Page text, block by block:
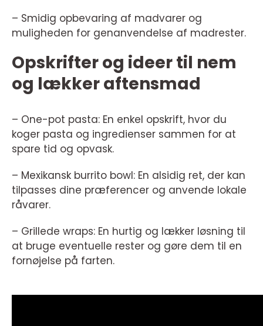
– Smidig opbevaring af madvarer og
muligheden for genanvendelse af madrester.
Opskrifter og ideer til nem
og lækker aftensmad
– One-pot pasta: En enkel opskrift, hvor du
koger pasta og ingredienser sammen for at
spare tid og opvask.
– Mexikansk burrito bowl: En alsidig ret, der kan
tilpasses dine præferencer og anvende lokale
råvarer.
– Grillede wraps: En hurtig og lækker løsning til
at bruge eventuelle rester og gøre dem til en
fornøjelse på farten.